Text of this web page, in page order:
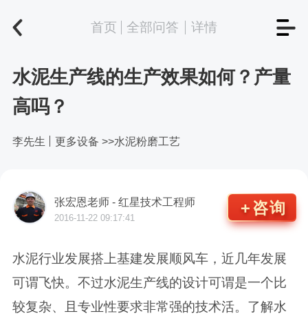
首页 全部问答 详情
水泥生产线的生产效果如何？产量
高吗？
李先生 更多设备 >>水泥粉磨工艺
张宏恩老师- 红星技术工程师
2016-11-22 09:17:41
咨询
水泥行业发展搭上基建发展顺风车，近几年发展
可谓飞快。不过水泥生产线的设计可谓是一个比
较复杂、且专业性要求非常强的技术活。了解水